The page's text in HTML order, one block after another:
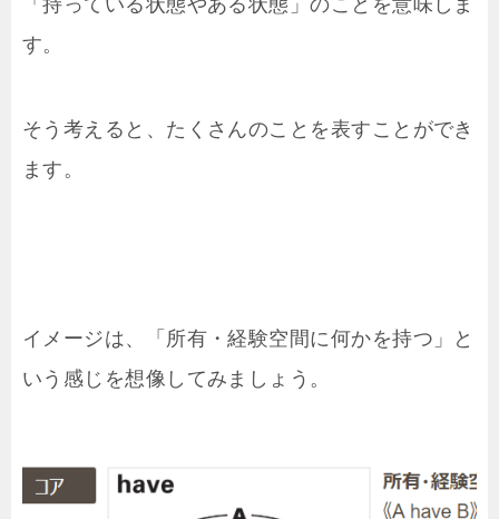
「持っている状態やある状態」のことを意味しま
す。
そう考えると、たくさんのことを表すことができ
ます。
イメージは、「所有・経験空間に何かを持つ」と
いう感じを想像してみましょう。